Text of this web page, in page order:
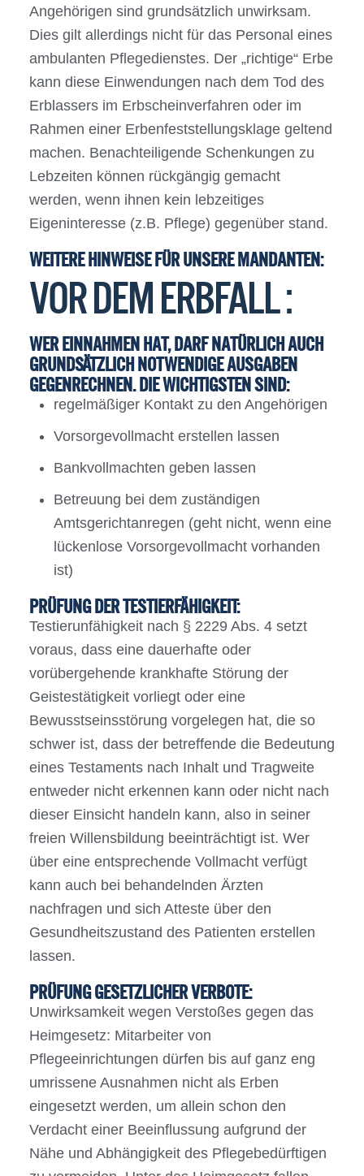
Angehörigen sind grundsätzlich unwirksam.
Dies gilt allerdings nicht für das Personal eines
ambulanten Pflegedienstes. Der „richtige“ Erbe
kann diese Einwendungen nach dem Tod des
Erblassers im Erbscheinverfahren oder im
Rahmen einer Erbenfeststellungsklage geltend
machen. Benachteiligende Schenkungen zu
Lebzeiten können rückgängig gemacht
werden, wenn ihnen kein lebzeitiges
Eigeninteresse (z.B. Pflege) gegenüber stand.
WEITERE HINWEISE FÜR UNSERE MANDANTEN:
VOR DEM ERBFALL :
WER EINNAHMEN HAT, DARF NATÜRLICH AUCH
GRUNDSÄTZLICH NOTWENDIGE AUSGABEN
GEGENRECHNEN. DIE WICHTIGSTEN SIND:
regelmäßiger Kontakt zu den Angehörigen
Vorsorgevollmacht erstellen lassen
Bankvollmachten geben lassen
Betreuung bei dem zuständigen
Amtsgerichtanregen (geht nicht, wenn eine
lückenlose Vorsorgevollmacht vorhanden
ist)
PRÜFUNG DER TESTIERFÄHIGKEIT:
Testierunfähigkeit nach § 2229 Abs. 4 setzt
voraus, dass eine dauerhafte oder
vorübergehende krankhafte Störung der
Geistestätigkeit vorliegt oder eine
Bewusstseinsstörung vorgelegen hat, die so
schwer ist, dass der betreffende die Bedeutung
eines Testaments nach Inhalt und Tragweite
entweder nicht erkennen kann oder nicht nach
dieser Einsicht handeln kann, also in seiner
freien Willensbildung beeinträchtigt ist. Wer
über eine entsprechende Vollmacht verfügt
kann auch bei behandelnden Ärzten
nachfragen und sich Atteste über den
Gesundheitszustand des Patienten erstellen
lassen.
PRÜFUNG GESETZLICHER VERBOTE:
Unwirksamkeit wegen Verstoßes gegen das
Heimgesetz: Mitarbeiter von
Pflegeeinrichtungen dürfen bis auf ganz eng
umrissene Ausnahmen nicht als Erben
eingesetzt werden, um allein schon den
Verdacht einer Beeinflussung aufgrund der
Nähe und Abhängigkeit des Pflegebedürftigen